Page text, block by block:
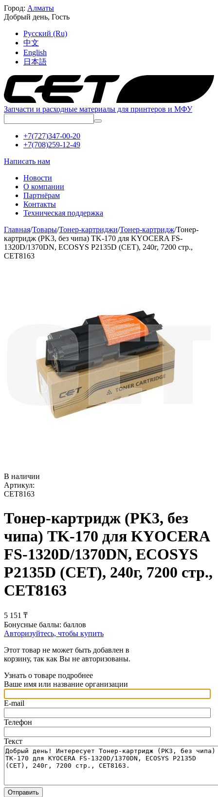
Город: Алматы
Добрый день, Гость
Русский (Ru)
中文
English
日本語
Запчасти и расходные материалы для принтеров и МФУ
+7(727)347-00-20
+7(708)259-12-49
Написать нам
Новости
О компании
Партнёрам
Контакты
Техническая поддержка
Главная/Товары/Тонер-картриджи/Тонер-картридж/Тонер-
картридж (PK3, без чипа) TK-170 для KYOCERA FS-
1320D/1370DN, ECOSYS P2135D (CET), 240г, 7200 стр.,
CET8163
В наличии
Артикул:
CET8163
Тонер-картридж (PK3, без
чипа) TK-170 для KYOCERA
FS-1320D/1370DN, ECOSYS
P2135D (CET), 240г, 7200 стр.,
CET8163
5 151 ₸
Бонусные баллы: баллов
Авторизуйтесь, чтобы купить
Этот товар не может быть добавлен в
корзину, так как Вы не авторизованы.
Узнать о товаре подробнее
Ваше имя или название организации
E-mail
Телефон
Текст
Отправить